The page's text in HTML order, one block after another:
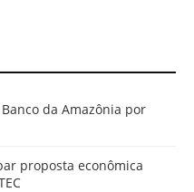
da Amazônia por
proposta econômica